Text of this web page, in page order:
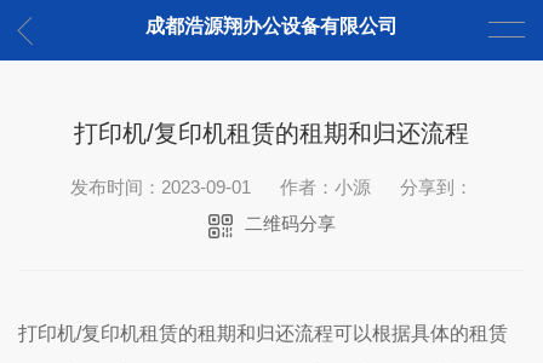
成都浩源翔办公设备有限公司
打印机/复印机租赁的租期和归还流程
发布时间：2023-09-01 作者：小源
分享到：
二维码分享
打印机/复印机租赁的租期和归还流程可以根据具体的租赁